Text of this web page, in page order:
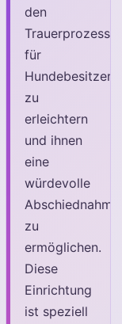
den
Trauerprozess
für
Hundebesitzer
zu
erleichtern
und ihnen
eine
würdevolle
Abschiednahme
zu
ermöglichen.
Diese
Einrichtung
ist speziell